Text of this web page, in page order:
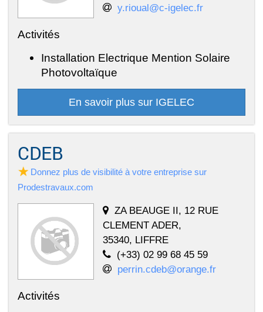
y.rioual@c-igelec.fr
Activités
Installation Electrique Mention Solaire
Photovoltaïque
En savoir plus sur IGELEC
CDEB
Donnez plus de visibilité à votre entreprise sur
Prodestravaux.com
ZA BEAUGE II, 12 RUE
CLEMENT ADER,
35340, LIFFRE
(+33) 02 99 68 45 59
perrin.cdeb@orange.fr
Activités